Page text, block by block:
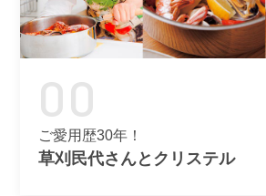
00
ご愛用歴30年！
草刈民代さんとクリステル